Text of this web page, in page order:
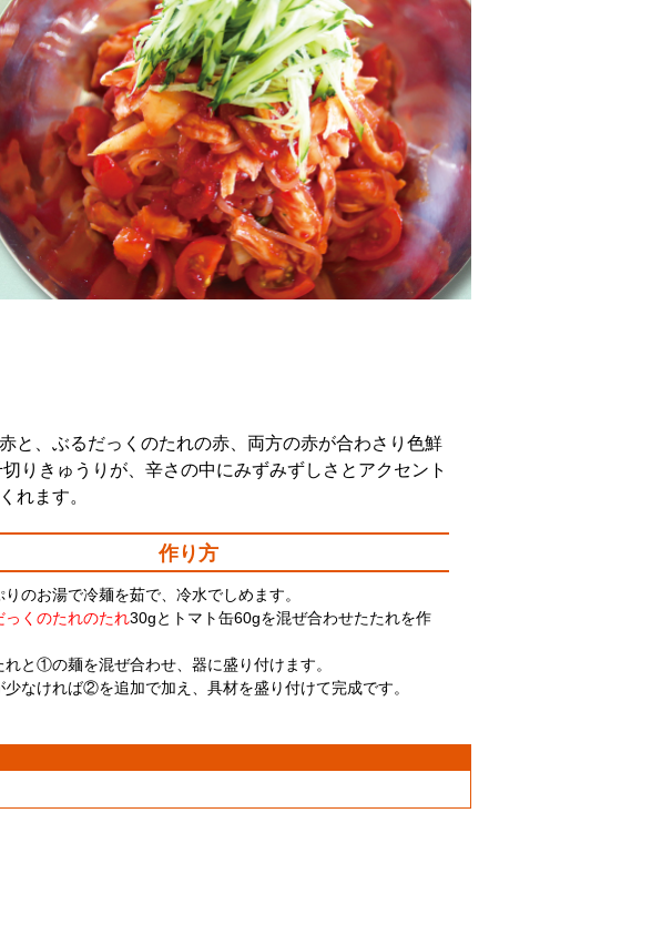
赤と、ぶるだっくのたれの赤、両方の赤が合わさり色鮮
りきゅうりが、辛さの中にみずみずしさとアクセント
れます。
作り方
のお湯で冷麺を茹で、冷水でしめます。
っくのたれのたれ30gとトマト缶60gを混ぜ合わせたたれを作
と①の麺を混ぜ合わせ、器に盛り付けます。
なければ②を追加で加え、具材を盛り付けて完成です。